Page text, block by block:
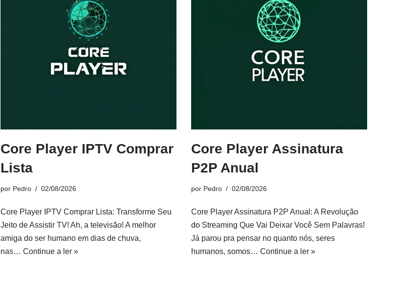
Core Player IPTV Comprar
Lista
por Pedro 02/08/2026
Core Player IPTV Comprar Lista: Transforme Seu
Jeito de Assistir TV! Ah, a televisão! A melhor
amiga do ser humano em dias de chuva,
nas… Continue a ler »
Core Player Assinatura
P2P Anual
por Pedro 02/08/2026
Core Player Assinatura P2P Anual: A Revolução
do Streaming Que Vai Deixar Você Sem Palavras!
Já parou pra pensar no quanto nós, seres
humanos, somos… Continue a ler »